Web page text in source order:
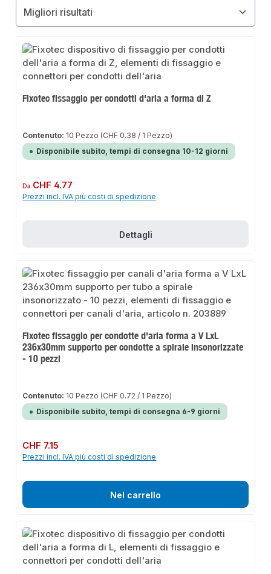
Fixotec fissaggio per condotti d'aria a forma di Z
Contenuto: 10 Pezzo (CHF 0.38 / 1 Pezzo)
Disponibile subito, tempi di consegna 10-12 giorni
Prezzo normale:
Da CHF 4.77
Prezzi incl. IVA più costi di spedizione
Dettagli
Fixotec fissaggio per condotte d'aria forma a V LxL
236x30mm supporto per condotte a spirale insonorizzate
- 10 pezzi
Contenuto: 10 Pezzo (CHF 0.72 / 1 Pezzo)
Disponibile subito, tempi di consegna 6-9 giorni
Prezzo normale:
CHF 7.15
Prezzi incl. IVA più costi di spedizione
Nel carrello